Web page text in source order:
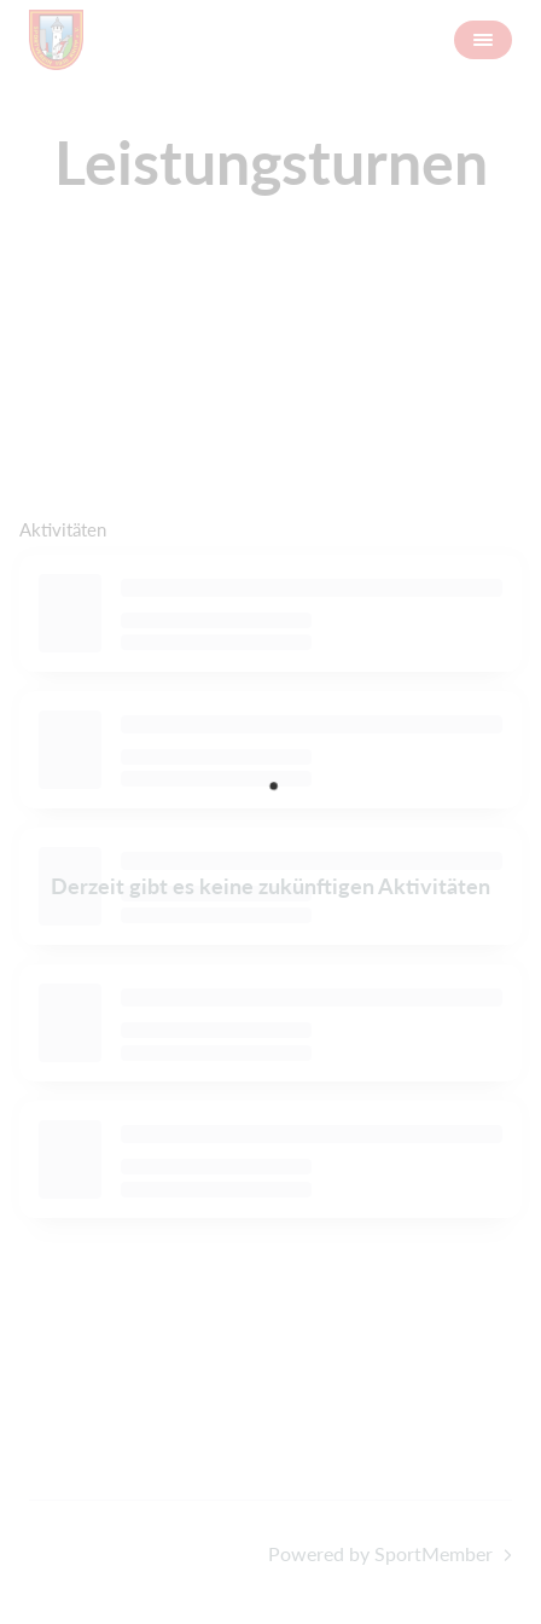
Leistungsturnen
Aktivitäten
Derzeit gibt es keine zukünftigen Aktivitäten
Powered by SportMember